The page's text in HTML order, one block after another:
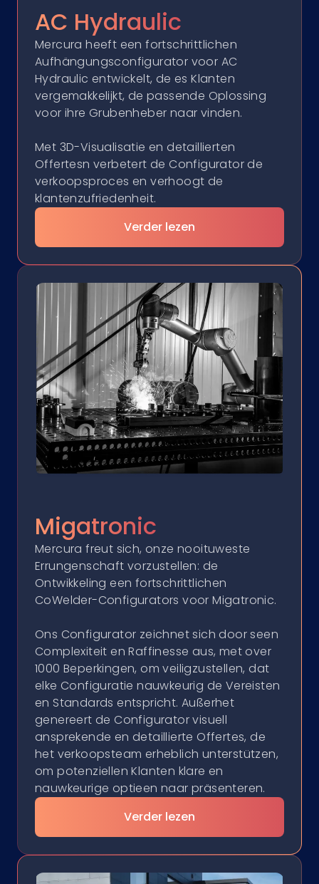
AC Hydraulic
Mercura heeft een fortschrittlichen
Aufhängungsconfigurator voor AC
Hydraulic entwickelt, de es Klanten
vergemakkelijkt, de passende Oplossing
voor ihre Grubenheber naar vinden.
Met 3D-Visualisatie en detaillierten
Offertesn verbetert de Configurator de
verkoopsproces en verhoogt de
klantenzufriedenheit.
Verder lezen
Migatronic
Mercura freut sich, onze nooituweste
Errungenschaft vorzustellen: de
Ontwikkeling een fortschrittlichen
CoWelder-Configurators voor Migatronic.
Ons Configurator zeichnet sich door seen
Complexiteit en Raffinesse aus, met over
1000 Beperkingen, om veiligzustellen, dat
elke Configuratie nauwkeurig de Vereisten
en Standards entspricht. Außerhet
genereert de Configurator visuell
ansprekende en detaillierte Offertes, de
het verkoopsteam erheblich unterstützen,
om potenziellen Klanten klare en
nauwkeurige optieen naar präsenteren.
Verder lezen